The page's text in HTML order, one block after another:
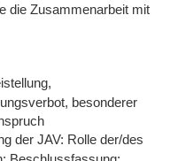
die Zusammenarbeit mit
besonderer
der JAV: Rolle der/des